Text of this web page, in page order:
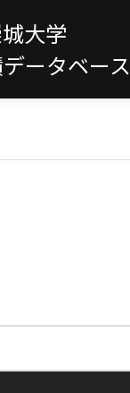
大学
ータベース